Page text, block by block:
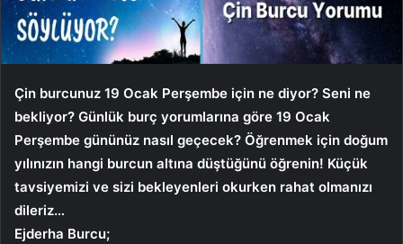
Çin burcunuz 19 Ocak Perşembe için ne diyor? Seni ne
bekliyor? Günlük burç yorumlarına göre 19 Ocak
Perşembe gününüz nasıl geçecek? Öğrenmek için doğum
yılınızın hangi burcun altına düştüğünü öğrenin! Küçük
tavsiyemizi ve sizi bekleyenleri okurken rahat olmanızı
dileriz…
Ejderha Burcu;